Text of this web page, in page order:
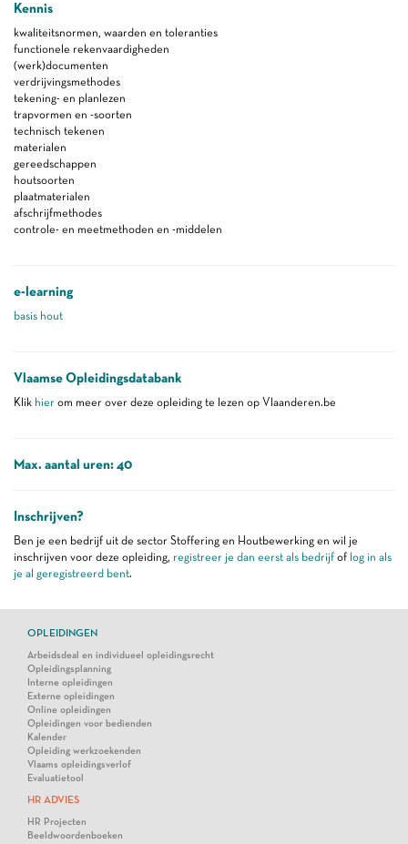
Kennis
kwaliteitsnormen, waarden en toleranties
functionele rekenvaardigheden
(werk)documenten
verdrijvingsmethodes
tekening- en planlezen
trapvormen en -soorten
technisch tekenen
materialen
gereedschappen
houtsoorten
plaatmaterialen
afschrijfmethodes
controle- en meetmethoden en -middelen
e-learning
basis hout
Vlaamse Opleidingsdatabank
Klik hier om meer over deze opleiding te lezen op Vlaanderen.be
Max. aantal uren: 40
Inschrijven?
Ben je een bedrijf uit de sector Stoffering en Houtbewerking en wil je
inschrijven voor deze opleiding, registreer je dan eerst als bedrijf of log in als
je al geregistreerd bent.
OPLEIDINGEN
Arbeidsdeal en individueel opleidingsrecht
Opleidingsplanning
Interne opleidingen
Externe opleidingen
Online opleidingen
Opleidingen voor bedienden
Kalender
Opleiding werkzoekenden
Vlaams opleidingsverlof
Evaluatietool
HR ADVIES
HR Projecten
Beeldwoordenboeken